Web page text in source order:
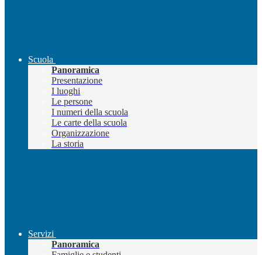
Scuola
Panoramica
Presentazione
I luoghi
Le persone
I numeri della scuola
Le carte della scuola
Organizzazione
La storia
Servizi
Panoramica